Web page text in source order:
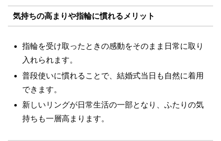
気持ちの高まりや指輪に慣れるメリット
指輪を受け取ったときの感動をそのまま日常に取り
入れられます。
普段使いに慣れることで、結婚式当日も自然に着用
できます。
新しいリングが日常生活の一部となり、ふたりの気
持ちも一層高まります。